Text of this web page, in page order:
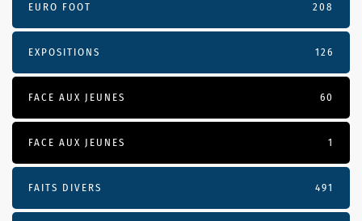
EURO FOOT 208
EXPOSITIONS 126
FACE AUX JEUNES 60
FACE AUX JEUNES 1
FAITS DIVERS 491